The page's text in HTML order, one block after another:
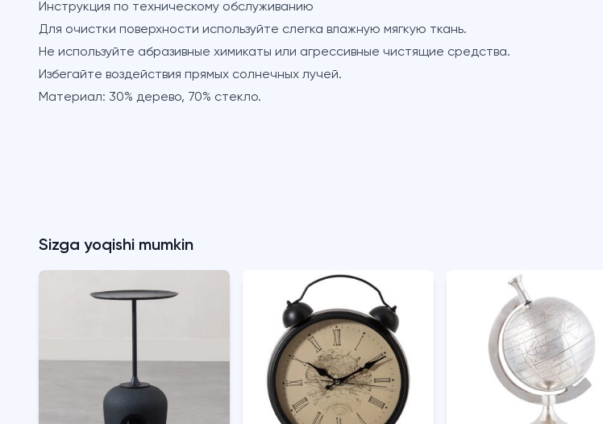
Инструкция по техническому обслуживанию
Для очистки поверхности используйте слегка влажную мягкую ткань.
Не используйте абразивные химикаты или агрессивные чистящие средства.
Избегайте воздействия прямых солнечных лучей.
Материал: 30% дерево, 70% стекло.
Sizga yoqishi mumkin